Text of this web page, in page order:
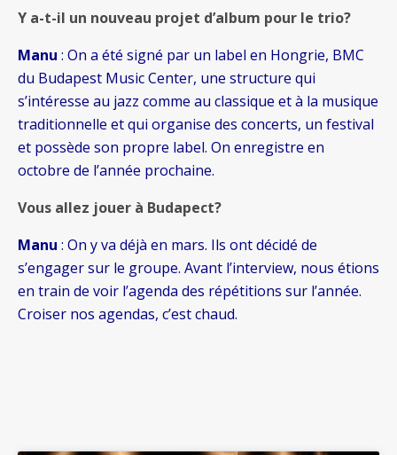
Y a-t-il un nouveau projet d’album pour le trio?
Manu : On a été signé par un label en Hongrie, BMC
du Budapest Music Center, une structure qui
s’intéresse au jazz comme au classique et à la musique
traditionnelle et qui organise des concerts, un festival
et possède son propre label. On enregistre en
octobre de l’année prochaine.
Vous allez jouer à Budapect?
Manu : On y va déjà en mars. Ils ont décidé de
s’engager sur le groupe. Avant l’interview, nous étions
en train de voir l’agenda des répétitions sur l’année.
Croiser nos agendas, c’est chaud.